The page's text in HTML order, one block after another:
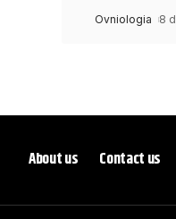
Ovniologia 8
About us Contact us